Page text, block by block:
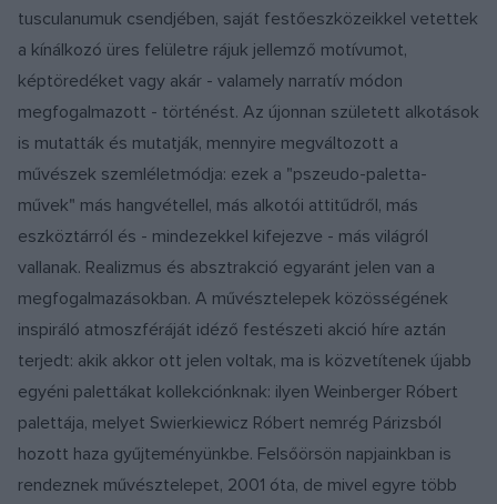
tusculanumuk csendjében, saját festőeszközeikkel vetettek
a kínálkozó üres felületre rájuk jellemző motívumot,
képtöredéket vagy akár - valamely narratív módon
megfogalmazott - történést. Az újonnan született alkotások
is mutatták és mutatják, mennyire megváltozott a
művészek szemléletmódja: ezek a "pszeudo-paletta-
művek" más hangvétellel, más alkotói attitűdről, más
eszköztárról és - mindezekkel kifejezve - más világról
vallanak. Realizmus és absztrakció egyaránt jelen van a
megfogalmazásokban. A művésztelepek közösségének
inspiráló atmoszféráját idéző festészeti akció híre aztán
terjedt: akik akkor ott jelen voltak, ma is közvetítenek újabb
egyéni palettákat kollek­ciónknak: ilyen Weinberger Róbert
palettája, melyet Swierkiewicz Róbert nemrég Párizsból
hozott haza gyűjteményünkbe. Felsőörsön napjainkban is
rendeznek művésztelepet, 2001 óta, de mivel egyre több